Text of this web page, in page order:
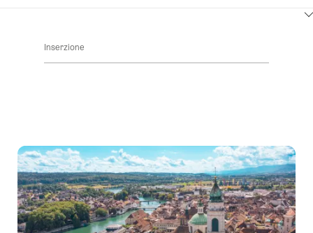
contenuti
visualizzare
disponibilità
Inserzione